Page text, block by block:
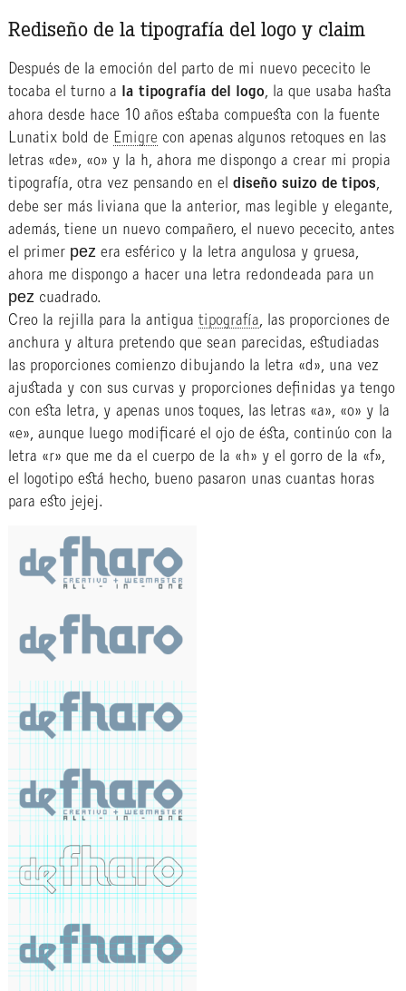
Rediseño de la tipografía del logo y claim
Después de la emoción del parto de mi nuevo pececito le
tocaba el turno a la tipografía del logo, la que usaba hasta
ahora desde hace 10 años estaba compuesta con la fuente
Lunatix bold de Emigre con apenas algunos retoques en las
letras «de», «o» y la h, ahora me dispongo a crear mi propia
tipografía, otra vez pensando en el diseño suizo de tipos,
debe ser más liviana que la anterior, mas legible y elegante,
además, tiene un nuevo compañero, el nuevo pececito, antes
el primer pez era esférico y la letra angulosa y gruesa,
ahora me dispongo a hacer una letra redondeada para un
pez cuadrado.
Creo la rejilla para la antigua tipografía, las proporciones de
anchura y altura pretendo que sean parecidas, estudiadas
las proporciones comienzo dibujando la letra «d», una vez
ajustada y con sus curvas y proporciones definidas ya tengo
con esta letra, y apenas unos toques, las letras «a», «o» y la
«e», aunque luego modificaré el ojo de ésta, continúo con la
letra «r» que me da el cuerpo de la «h» y el gorro de la «f»,
el logotipo está hecho, bueno pasaron unas cuantas horas
para esto jejej.